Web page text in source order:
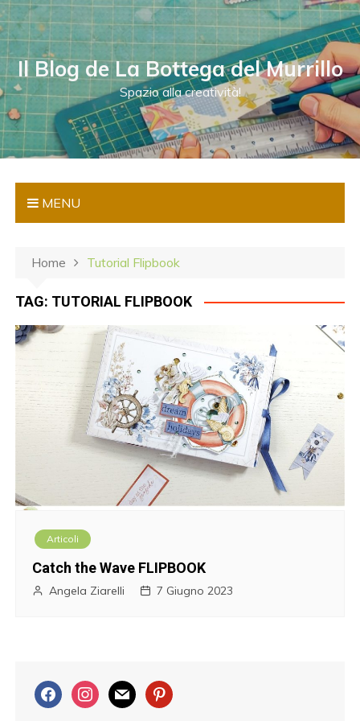
S
a
a
a
l
c
Il Blog de La Bottega del Murrillo
Spazio alla creatività!
MENU
Home Tutorial Flipbook
TAG: TUTORIAL FLIPBOOK
Articoli
Catch the Wave FLIPBOOK
Angela Ziarelli 7 Giugno 2023
f
a
i
n
m
a
p